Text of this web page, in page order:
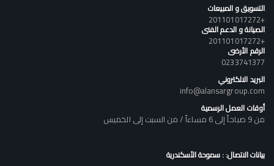
التسويق و المبيعات
+201101017272
الصيانة و الدعم الفنى
+201101017272
الرقم الأرضى
0233741377
البريد الالكتروني
info@alansargroup.com
أوقات العمل الرسمية
من 9 صباحاً إلى 6 مساءاً / من السبت إلى الخميس
بيانات الاتصال: : سموحة الأسكندرية